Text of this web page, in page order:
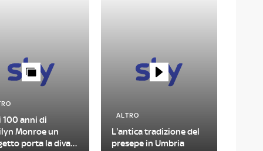
100 anni di
Monroe un
porta la diva
ALTRO
L'antica tradizione del
presepe in Umbria